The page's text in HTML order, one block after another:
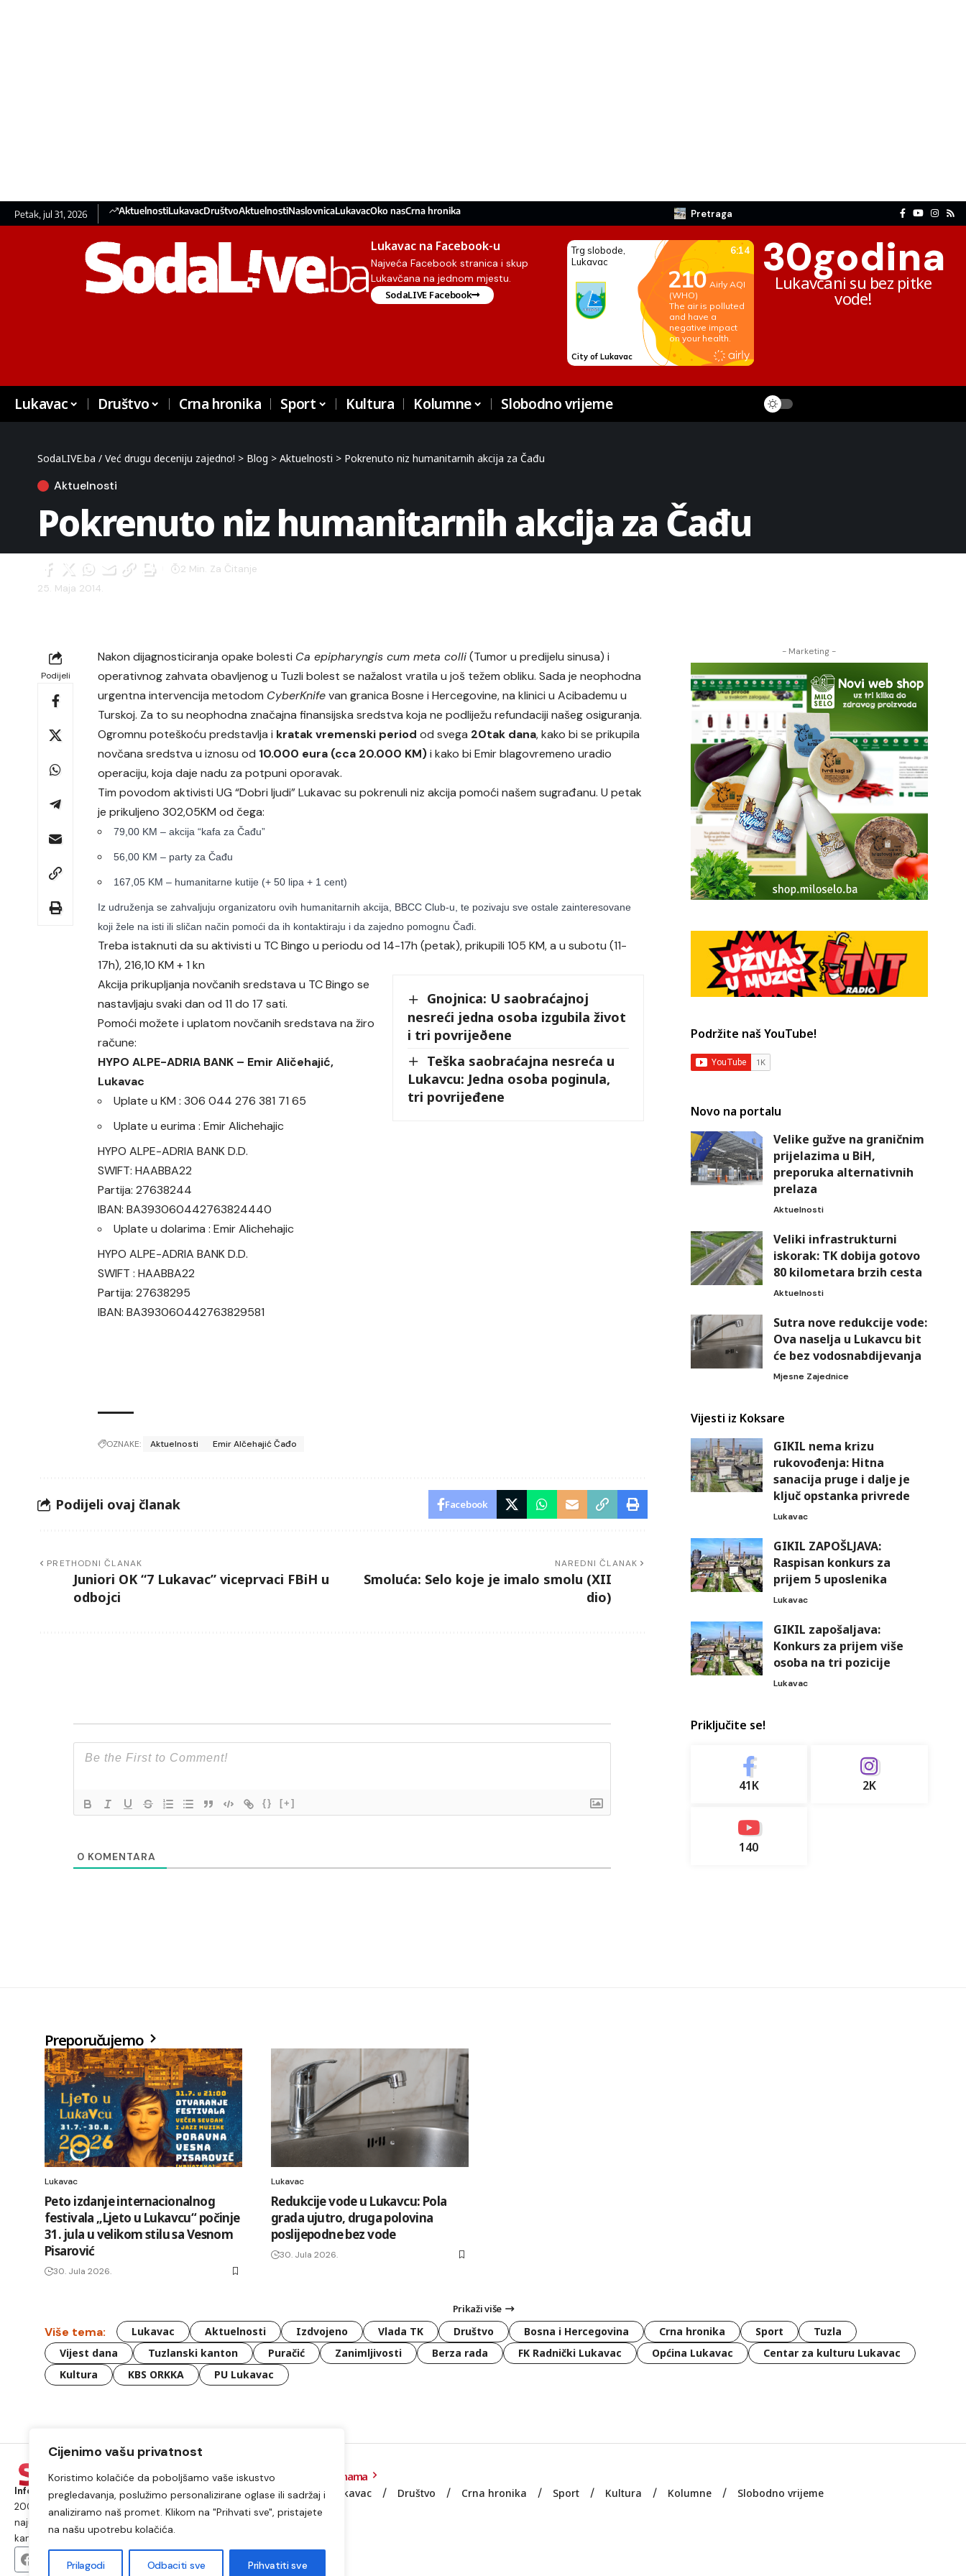
Cijenimo vašu privatnost
Koristimo kolačiće da poboljšamo vaše iskustvo
pregledavanja, poslužimo personalizirane oglase ili sadržaj i
analiziramo naš promet. Klikom na "Prihvati sve", pristajete
na našu upotrebu kolačića.
Prilagodi Odbaciti sve Prihvatiti sve
Petak, jul 31, 2026 AktuelnostiLukavacDruštvoAktuelnostiNaslovnicaLukavacOko nasCrna hronika Pretraga
Lukavac na Facebook-u
Najveća Facebook stranica i skup
Lukavčana na jednom mjestu.
SodaLIVE Facebook
30godina
Lukavčani su bez pitke
vode!
Lukavac Društvo Crna hronika Sport Kultura Kolumne Slobodno vrijeme
SodaLIVE.ba / Već drugu deceniju zajedno! > Blog > Aktuelnosti > Pokrenuto niz humanitarnih akcija za Čađu
Aktuelnosti
Pokrenuto niz humanitarnih akcija za Čađu
25. Maja 2014.
2 Min. Za Čitanje
Podijeli
Nakon dijagnosticiranja opake bolesti Ca epipharyngis cum meta colli(Tumor u predijelu sinusa) i
operativnog zahvata obavljenog u Tuzli bolest se nažalost vratila u još težem obliku. Sada je neophodna
urgentna intervencija metodom CyberKnifevan granica Bosne i Hercegovine, na klinici u Acibademu u
Turskoj. Za to su neophodna značajna finansijska sredstva koja ne podliježu refundaciji našeg osiguranja.
Ogromnu poteškoću predstavlja i kratak vremenski period od svega 20tak dana, kako bi se prikupila
novčana sredstva u iznosu od 10.000 eura (cca 20.000 KM)i kako bi Emir blagovremeno uradio
operaciju, koja daje nadu za potpuni oporavak.
Tim povodom aktivisti UG “Dobri ljudi” Lukavac su pokrenuli niz akcija pomoći našem sugrađanu. U petak
je prikuljeno 302,05KM od čega:
79,00 KM – akcija “kafa za Čađu”
56,00 KM – party za Čađu
167,05 KM – humanitarne kutije (+ 50 lipa + 1 cent)
Iz udruženja se zahvaljuju organizatoru ovih humanitarnih akcija, BBCC Club-u, te pozivaju sve ostale zainteresovane
koji žele na isti ili sličan način pomoći da ih kontaktiraju i da zajedno pomognu Čađi.
Treba istaknuti da su aktivisti u TC Bingo u periodu od 14-17h (petak), prikupili 105 KM, a u subotu (11-
17h), 216,10 KM + 1 kn
Gnojnica: U saobraćajnoj
nesreći jedna osoba izgubila život
i tri povrijeðene
Teška saobraćajna nesreća u
Lukavcu: Jedna osoba poginula,
tri povrijeđene
Akcija prikupljanja novčanih sredstava u TC Bingo se
nastavljaju svaki dan od 11 do 17 sati.
Pomoći možete i uplatom novčanih sredstava na žiro
račune:
HYPO ALPE-ADRIA BANK – Emir Aličehajić,
Lukavac
Uplate u KM : 306 044 276 381 71 65
Uplate u eurima : Emir Alichehajic
HYPO ALPE-ADRIA BANK D.D.
SWIFT: HAABBA22
Partija: 27638244
IBAN: BA393060442763824440
Uplate u dolarima : Emir Alichehajic
HYPO ALPE-ADRIA BANK D.D.
SWIFT : HAABBA22
Partija: 27638295
IBAN: BA393060442763829581
OZNAKE: Aktuelnosti Emir Alčehajić Čađo
Podijeli ovaj članak Facebook
PRETHODNI ČLANAK
Juniori OK “7 Lukavac” viceprvaci FBiH u
odbojci
NAREDNI ČLANAK
Smoluća: Selo koje je imalo smolu (XII
dio)
{} [+]
0 KOMENTARA
- Marketing -
Podržite naš YouTube!
Novo na portalu
Velike gužve na graničnim
prijelazima u BiH,
preporuka alternativnih
prelaza
Aktuelnosti
Veliki infrastrukturni
iskorak: TK dobija gotovo
80 kilometara brzih cesta
Aktuelnosti
Sutra nove redukcije vode:
Ova naselja u Lukavcu bit
će bez vodosnabdijevanja
Mjesne Zajednice
Vijesti iz Koksare
GIKIL nema krizu
rukovođenja: Hitna
sanacija pruge i dalje je
ključ opstanka privrede
Lukavac
GIKIL ZAPOŠLJAVA:
Raspisan konkurs za
prijem 5 uposlenika
Lukavac
GIKIL zapošaljava:
Konkurs za prijem više
osoba na tri pozicije
Lukavac
Priključite se!
41K 2K
140
Preporučujemo
Lukavac
Peto izdanje internacionalnog
festivala „Ljeto u Lukavcu“ počinje
31. jula u velikom stilu sa Vesnom
Pisarović
30. Jula 2026.
Lukavac
Redukcije vode u Lukavcu: Pola
grada ujutro, druga polovina
poslijepodne bez vode
30. Jula 2026.
Prikaži više
Više tema: Lukavac Aktuelnosti Izdvojeno Vlada TK Društvo Bosna i Hercegovina Crna hronika Sport
Tuzla
Vijest dana
Tuzlanski kanton Puračić Zanimljivosti Berza rada FK Radnički Lukavac Općina Lukavac
Centar za kulturu Lukavac
Kultura
KBS ORKKA PU Lukavac
Informacije iz Lukavca kojima možete vjerovati.Postojimo od
2009. godine i od tada smo najposjećeniji internet portal i
najutjecajniji medij na području općine Lukavac i Tuzlanskog
kantona.
O nama
Lukavac Društvo Crna hronika Sport Kultura Kolumne Slobodno vrijeme